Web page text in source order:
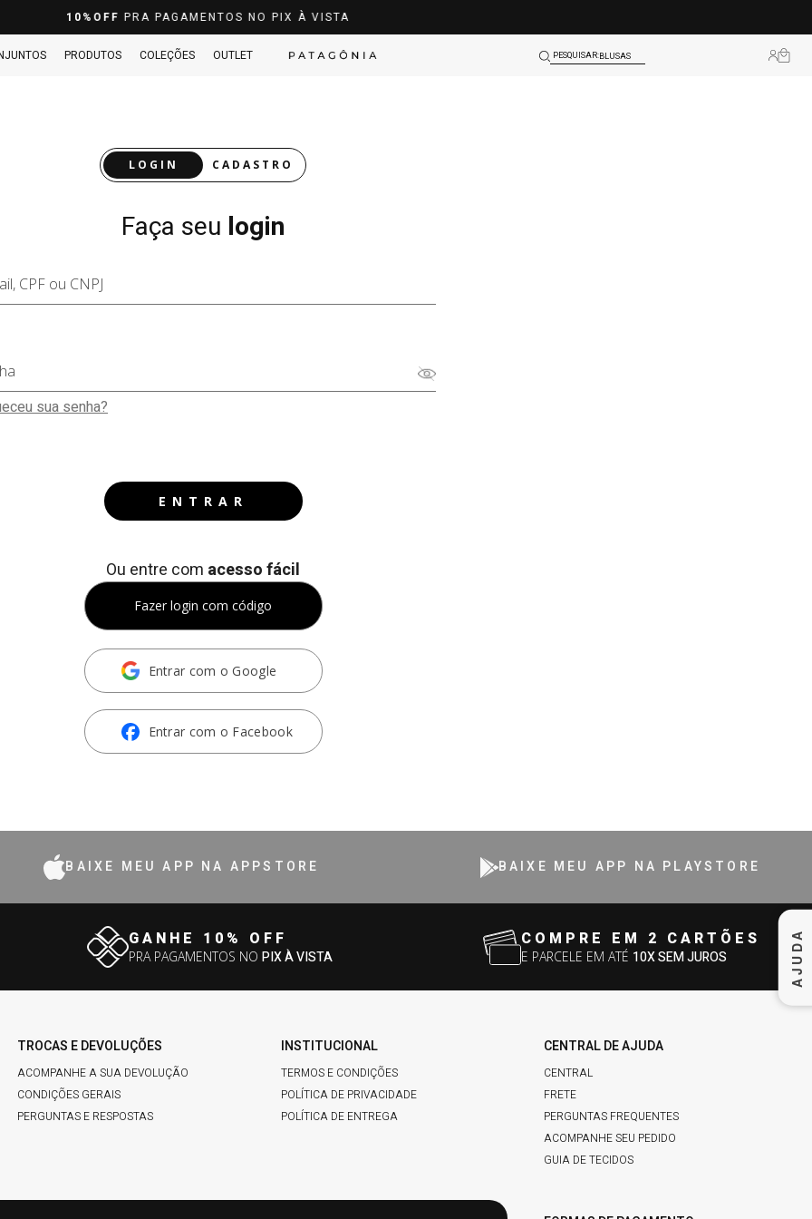
10%OFFPRA PAGAMENTOS NO PIX À VISTA
PRODUTOS COLEÇÕES OUTLET PESQUISAR:BLUSAS
LOGIN CADASTRO
Faça seu login
sua senha?
ENTRAR
Ou entre com acesso fácil
Fazer login com código
Entrar com o Google
Entrar com o Facebook
BAIXE MEU APP NA APPSTORE BAIXE MEU APP NA PLAYSTORE
GANHE 10% OFF
PRA PAGAMENTOS NO PIX À VISTA
COMPRE EM 2 CARTÕES
E PARCELE EM ATÉ 10X SEM JUROS
TROCAS E DEVOLUÇÕES
ACOMPANHE A SUA DEVOLUÇÃO
CONDIÇÕES GERAIS
PERGUNTAS E RESPOSTAS
INSTITUCIONAL
TERMOS E CONDIÇÕES
POLÍTICA DE PRIVACIDADE
POLÍTICA DE ENTREGA
CENTRAL DE AJUDA
CENTRAL
FRETE
PERGUNTAS FREQUENTES
ACOMPANHE SEU PEDIDO
GUIA DE TECIDOS
AJUDA